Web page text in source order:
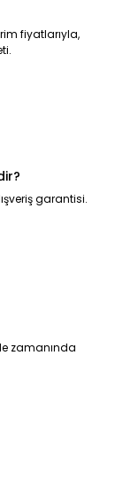
fiyatlarıyla,
garantisi.
zamanında